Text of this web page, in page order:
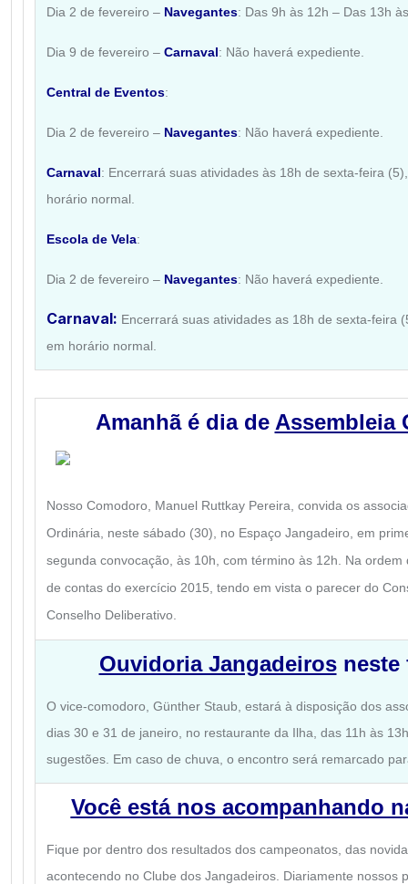
Dia 2 de fevereiro – Navegantes: Das 9h às 12h – Das 13h
Dia 9 de fevereiro – Carnaval: Não haverá expediente.
Central de Eventos:
Dia 2 de fevereiro – Navegantes: Não haverá expediente.
Carnaval: Encerrará suas atividades às 18h de sexta-feira
horário normal.
Escola de Vela:
Dia 2 de fevereiro – Navegantes: Não haverá expediente.
Carnaval: Encerrará suas atividades as 18h de sexta-feira
em horário normal.
Amanhã é dia de Assembleia
Nosso Comodoro, Manuel Ruttkay Pereira, convida os
Ordinária, neste sábado (30), no Espaço Jangadeiro, em
segunda convocação, às 10h, com término às 12h. Na
de contas do exercício 2015, tendo em vista o parecer do
Conselho Deliberativo.
Ouvidoria Jangadeirosneste
O vice-comodoro, Günther Staub, estará à disposição dos
dias 30 e 31 de janeiro, no restaurante da Ilha, das 11h às
sugestões. Em caso de chuva, o encontro será remarcado
Você está nos acompanhando
Fique por dentro dos resultados dos campeonatos, das
acontecendo no Clube dos Jangadeiros. Diariamente nossos